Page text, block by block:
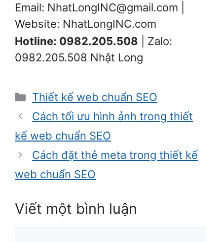
Email: NhatLongINC@gmail.com |
Website: NhatLongINC.com
Hotline: 0982.205.508 | Zalo:
0982.205.508 Nhật Long
Danh
mục
Thiết kế web chuẩn SEO
Cách tối ưu hình ảnh trong thiết
kế web chuẩn SEO
Cách đặt thẻ meta trong thiết kế
web chuẩn SEO
Viết một bình luận